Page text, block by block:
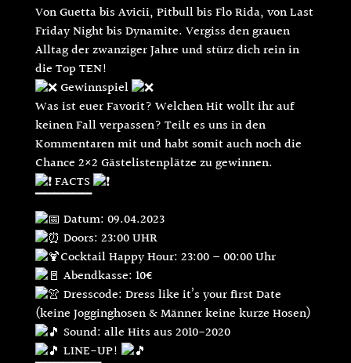
Von Guetta bis Avicii, Pitbull bis Flo Rida, von Last
Friday Night bis Dynamite. Vergiss den grauen
Alltag der zwanziger Jahre und stürz dich rein in
die Top TEN!
Gewinnspiel
Was ist euer Favorit? Welchen Hit wollt ihr auf
keinen Fall verpassen? Teilt es uns in den
Kommentaren mit und habt somit auch noch die
Chance 2×2 Gästelistenplätze zu gewinnen.
FACTS
▔▔▔▔▔▔
Datum: 09.04.2023
Doors: 23:00 UHR
Cocktail Happy Hour: 23:00 – 00:00 Uhr
Abendkasse: 10€
Dresscode: Dress like it’s your first Date
(keine Jogginghosen & Männer keine kurze Hosen)
Sound: alle Hits aus 2010-2020
LINE-UP!